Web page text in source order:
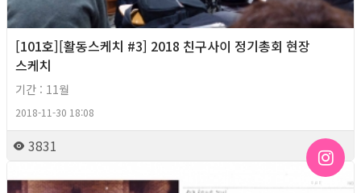
[101호][활동스케치 #3] 2018 친구사이 정기총회 현장
스케치
기간 : 11월
2018-11-30 18:08
3831
2018년